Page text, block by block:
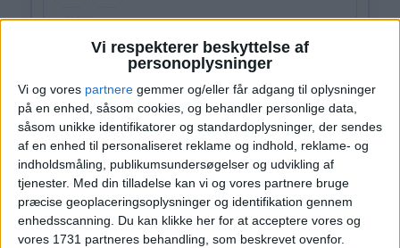
Vi respekterer beskyttelse af
personoplysninger
Vi og vores partnere gemmer og/eller får adgang til oplysninger
på en enhed, såsom cookies, og behandler personlige data,
såsom unikke identifikatorer og standardoplysninger, der sendes
af en enhed til personaliseret reklame og indhold, reklame- og
indholdsmåling, publikumsundersøgelser og udvikling af
tjenester. Med din tilladelse kan vi og vores partnere bruge
præcise geoplaceringsoplysninger og identifikation gennem
enhedsscanning. Du kan klikke her for at acceptere vores og
vores 1731 partneres behandling, som beskrevet ovenfor.
Ryd valg Vis fly Vis hotel
PRISOVERSIGT